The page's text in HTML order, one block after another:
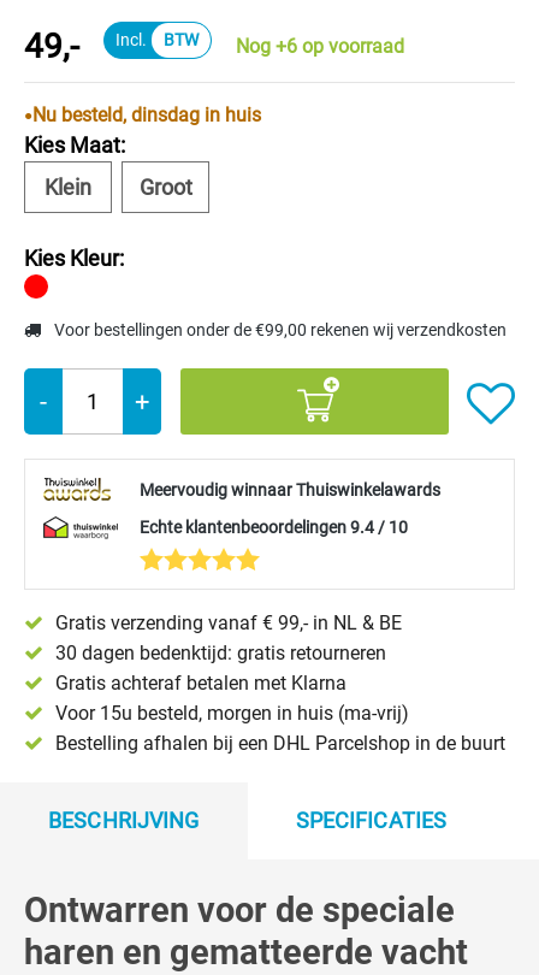
49,- Nog +6 op voorraad
Nu besteld, dinsdag in huis
Kies Maat:
Klein
Groot
Kies Kleur:
Voor bestellingen onder de €99,00 rekenen wij verzendkosten
- +
Meervoudig winnaar Thuiswinkelawards
Echte klantenbeoordelingen 9.4 / 10
Gratis verzending vanaf € 99,- in NL & BE
30 dagen bedenktijd: gratis retourneren
Gratis achteraf betalen met Klarna
Voor 15u besteld, morgen in huis (ma-vrij)
Bestelling afhalen bij een DHL Parcelshop in de buurt
BESCHRIJVING SPECIFICATIES
Ontwarren voor de speciale
haren en gematteerde vacht